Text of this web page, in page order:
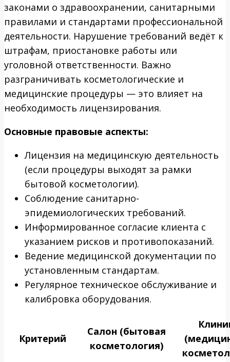
законами о здравоохранении, санитарными
правилами и стандартами профессиональной
деятельности. Нарушение требований ведёт к
штрафам, приостановке работы или
уголовной ответственности. Важно
разграничивать косметологические и
медицинские процедуры — это влияет на
необходимость лицензирования.
Основные правовые аспекты:
Лицензия на медицинскую деятельность
(если процедуры выходят за рамки
бытовой косметологии).
Соблюдение санитарно-
эпидемиологических требований.
Информированное согласие клиента с
указанием рисков и противопоказаний.
Ведение медицинской документации по
установленным стандартам.
Регулярное техническое обслуживание и
калибровка оборудования.
Критерий
Салон (бытовая
косметология)